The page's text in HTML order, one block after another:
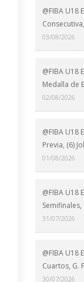
@FIBA U18
03/08/2026
@FIBA U18
Medalla de
02/08/2026
@FIBA U18
Previa, (6)
01/08/2026
@FIBA U18
Semifinales,
31/07/2026
@FIBA U18
Cuartos, G.
30/07/2026